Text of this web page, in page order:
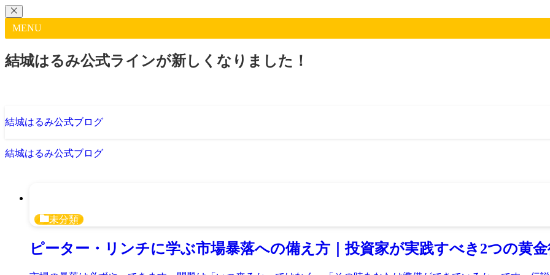
MENU
結城はるみ公式ラインが新しくなりました！
結城はるみ公式ブログ
結城はるみ公式ブログ
未分類
ピーター・リンチに学ぶ市場暴落への備え方｜投資家が実践すべき2つの黄